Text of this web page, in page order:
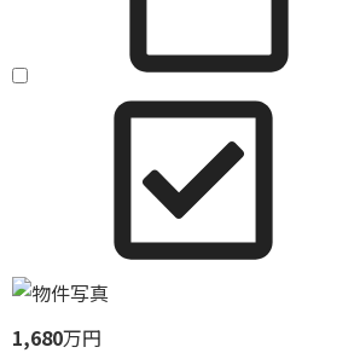
1,680万円